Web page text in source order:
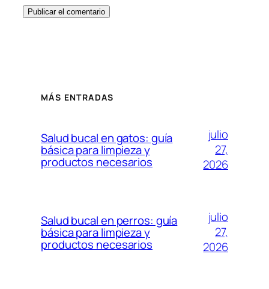
MÁS ENTRADAS
Salud bucal en gatos: guía
básica para limpieza y
productos necesarios
julio
27,
2026
Salud bucal en perros: guía
básica para limpieza y
productos necesarios
julio
27,
2026